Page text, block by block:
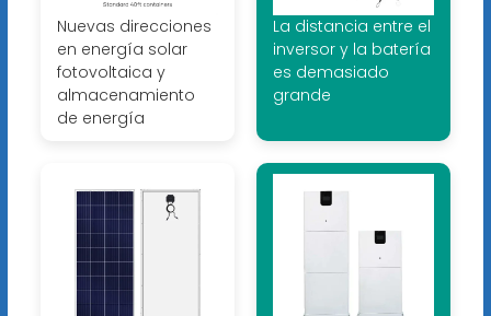
Nuevas direcciones
en energía solar
fotovoltaica y
almacenamiento
de energía
La distancia entre el
inversor y la batería
es demasiado
grande